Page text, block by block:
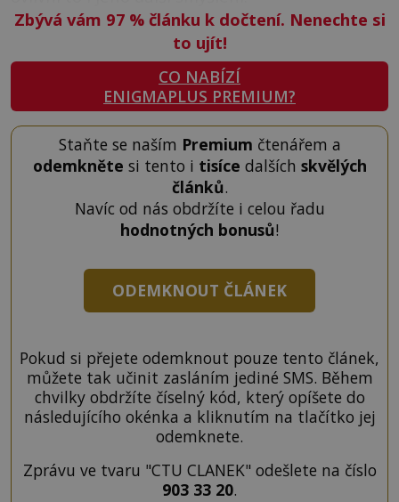
Zbývá vám 97 %článku k dočtení. Nenechte si
to ujít!
CO NABÍZÍ
ENIGMAPLUS PREMIUM?
Staňte se naším Premium čtenářem a
odemkněte si tento i tisíce dalších skvělých
článků.
Navíc od nás obdržíte i celou řadu
hodnotných bonusů!
ODEMKNOUT ČLÁNEK
Pokud si přejete odemknout pouze tento článek,
můžete tak učinit zasláním jediné SMS. Během
chvilky obdržíte číselný kód, který opíšete do
následujícího okénka a kliknutím na tlačítko jej
odemknete.
Zprávu ve tvaru "CTU CLANEK" odešlete na číslo
903 33 20.